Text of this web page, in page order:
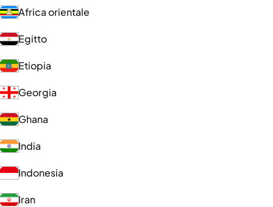
Africa orientale
Egitto
Etiopia
Georgia
Ghana
India
Indonesia
Iran